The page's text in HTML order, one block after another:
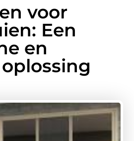
voor
Een
en